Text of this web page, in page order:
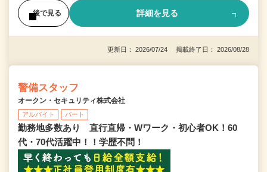
後で見る 詳細を見る
更新日： 2026/07/24 掲載終了日： 2026/08/28
警備スタッフ
オークン・セキュリティ株式会社
アルバイト パート
勤務地多数あり 直行直帰・Wワーク・初心者OK！60
代・70代活躍中！！学歴不問！